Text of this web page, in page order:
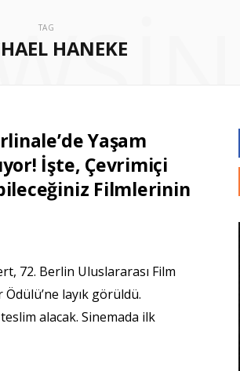
TAG
HANEKE
Yaşam
İşte, Çevrimiçi
Filmlerinin
72. Berlin Uluslararası Film
layık görüldü.
alacak. Sinemada ilk